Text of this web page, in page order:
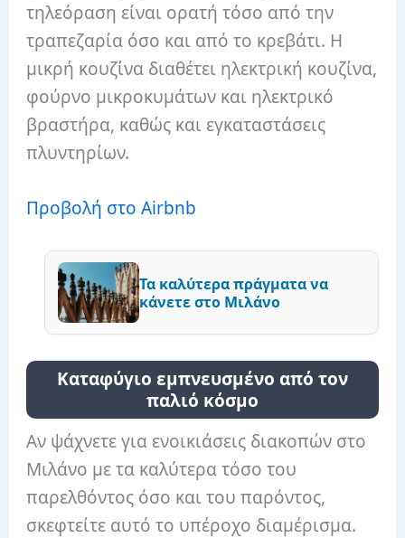
τηλεόραση είναι ορατή τόσο από την
τραπεζαρία όσο και από το κρεβάτι. Η
μικρή κουζίνα διαθέτει ηλεκτρική κουζίνα,
φούρνο μικροκυμάτων και ηλεκτρικό
βραστήρα, καθώς και εγκαταστάσεις
πλυντηρίων.
Προβολή στο Airbnb
Τα καλύτερα πράγματα να
κάνετε στο Μιλάνο
Καταφύγιο εμπνευσμένο από τον
παλιό κόσμο
Αν ψάχνετε για ενοικιάσεις διακοπών στο
Μιλάνο με τα καλύτερα τόσο του
παρελθόντος όσο και του παρόντος,
σκεφτείτε αυτό το υπέροχο διαμέρισμα.